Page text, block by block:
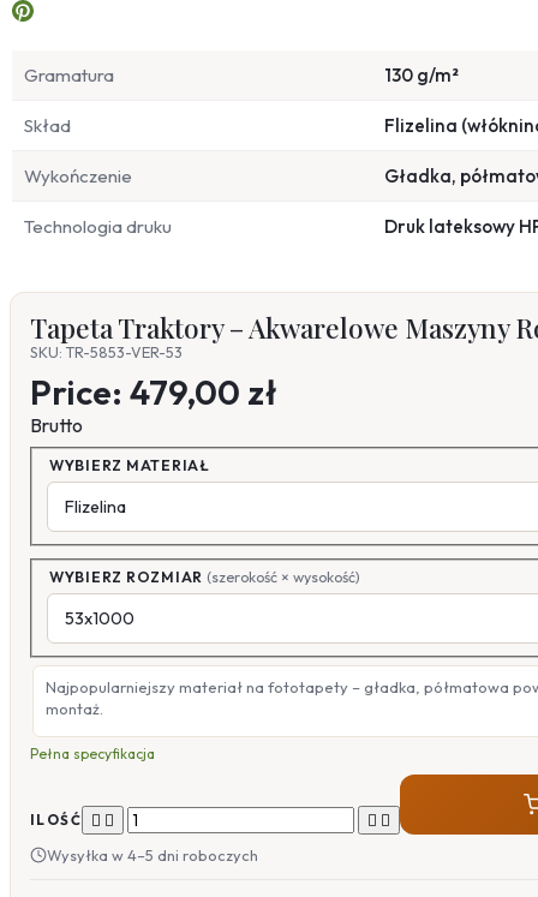
Gramatura 130 g/m²
Skład Flizelina
Wykończenie Gładka,
Technologia druku Druk lateksowy
Tapeta Traktory – Akwarelowe Maszyny
SKU: TR-5853-VER-53
Price: 479,00 zł
Brutto
WYBIERZ MATERIAŁ
WYBIERZ ROZMIAR (szerokość × wysokość)
Najpopularniejszy materiał na fototapety – gładka, półmatowa
montaż.
Pełna specyfikacja
ILOŚĆ    
Wysyłka w 4–5 dni roboczych